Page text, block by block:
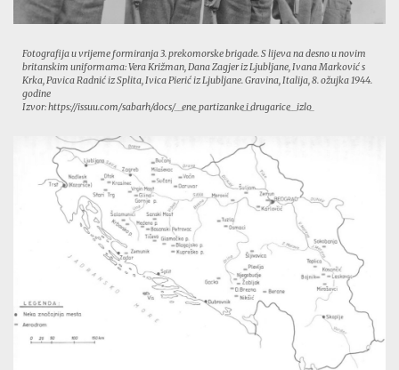
Fotografija u vrijeme formiranja 3. prekomorske brigade. S lijeva na desno u novim
britanskim uniformama: Vera Križman, Dana Zagjer iz Ljubljane, Ivana Marković s
Krka, Pavica Radnić iz Splita, Ivica Pierić iz Ljubljane. Gravina, Italija, 8. ožujka 1944.
godine
Izvor: https://issuu.com/sabarh/docs/__ene_partizanke_i_drugarice__izlo_